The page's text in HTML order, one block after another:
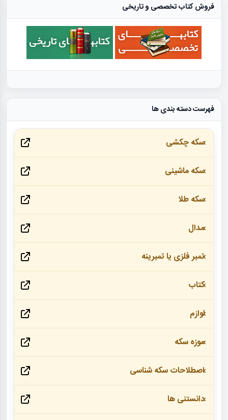
فروش کتاب تخصصی و تاریخی
فهرست دسته بندی ها
سکه چکشی
سکه ماشینی
سکه طلا
مدال
تمبر فلزی یا تمبرینه
کتاب
لوازم
موزه سکه
اصطلاحات سکه شناسی
دانستنی ها